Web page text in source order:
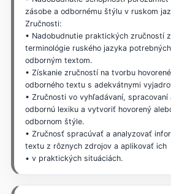
zásobe a odbornému štýlu v ruskom
Zručnosti:
• Nadobudnutie praktických zručností
terminológie ruského jazyka
odborným textom.
• Získanie zručností na tvorbu
odborného textu s adekvátnymi
• Zručnosti vo vyhľadávaní,
odbornú lexiku a vytvoriť hovorený
odbornom štýle.
• Zručnosť spracúvať a analyzovať
textu z rôznych zdrojov a aplikovať ich
• v praktických situáciách.